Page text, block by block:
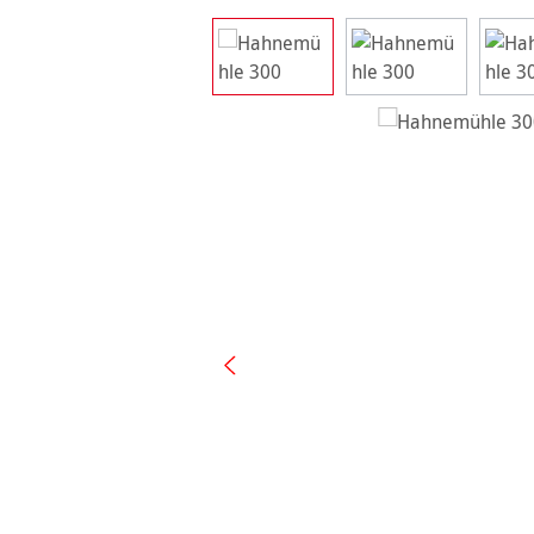
Ignorer la galerie d'images